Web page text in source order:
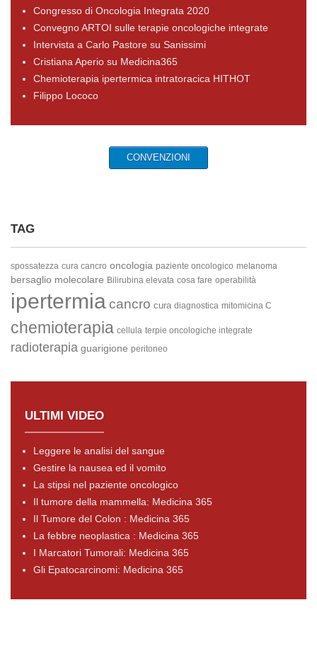
Congresso di Oncologia Integrata 2020
Convegno ARTOI sulle terapie oncologiche integrate
Intervista a Carlo Pastore su Sanissimi
Cristiana Aperio su Medicina365
Chemioterapia ipertermica intratoracica HITHOT
Filippo Lococo
CONVENZIONI
TAG
spossatezza cura cancro oncologia paziente oncologico melanoma
bersaglio molecolare Bilirubina elevata cosa fare operabilità
ipertermia cancro cura diagnostica mitomicina C
chemioterapia cellula terpie oncologiche integrate
radioterapia guarigione peritoneo
ULTIMI VIDEO
Leggere le analisi del sangue
Gestire la nausea ed il vomito
La stipsi nel paziente oncologico
Il tumore della mammella: Medicina 365
Il Tumore del Colon : Medicina 365
La febbre neoplastica : Medicina 365
I Marcatori Tumorali: Medicina 365
Gli Epatocarcinomi: Medicina 365